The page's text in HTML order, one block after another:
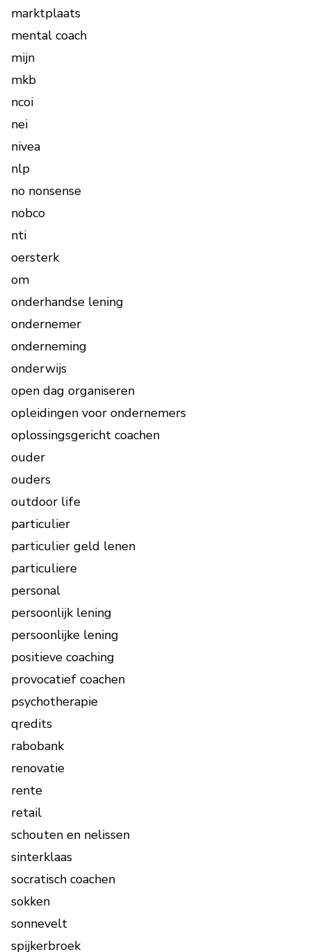
marktplaats
mental coach
mijn
mkb
ncoi
nei
nivea
nlp
no nonsense
nobco
nti
oersterk
om
onderhandse lening
ondernemer
onderneming
onderwijs
open dag organiseren
opleidingen voor ondernemers
oplossingsgericht coachen
ouder
ouders
outdoor life
particulier
particulier geld lenen
particuliere
personal
persoonlijk lening
persoonlijke lening
positieve coaching
provocatief coachen
psychotherapie
qredits
rabobank
renovatie
rente
retail
schouten en nelissen
sinterklaas
socratisch coachen
sokken
sonnevelt
spijkerbroek